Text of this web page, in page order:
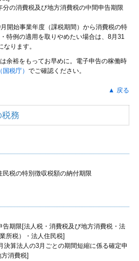
分の消費税及び地方消費税の中間申告期限
月開始事業年度（課税期間）から消費税の特
特例の適用を取りやめたい場合は、8月31
なります。
余裕をもってお早めに。電子申告の稼働時
税庁） でご確認ください。
▲ 戻る
務
民税の特別徴収税額の納付期限
告期限[法人税・消費税及び地方消費税・法
所税）・法人住民税]
決算法人の3月ごとの期間短縮に係る確定申
消費税]